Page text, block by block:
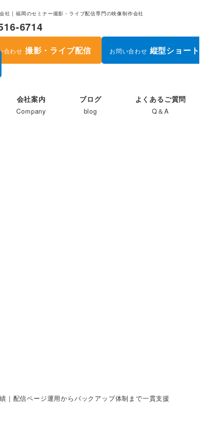
社 | 福岡のセミナー撮影・ライブ配信専門の映像制作会社
6714
合わせ 撮影・ライブ配信 お問い合わせ 縦型ショート
会社案内
Company
ブログ
blog
よくあるご質問
Q＆A
｜配信ページ運用からバックアップ体制まで一貫支援